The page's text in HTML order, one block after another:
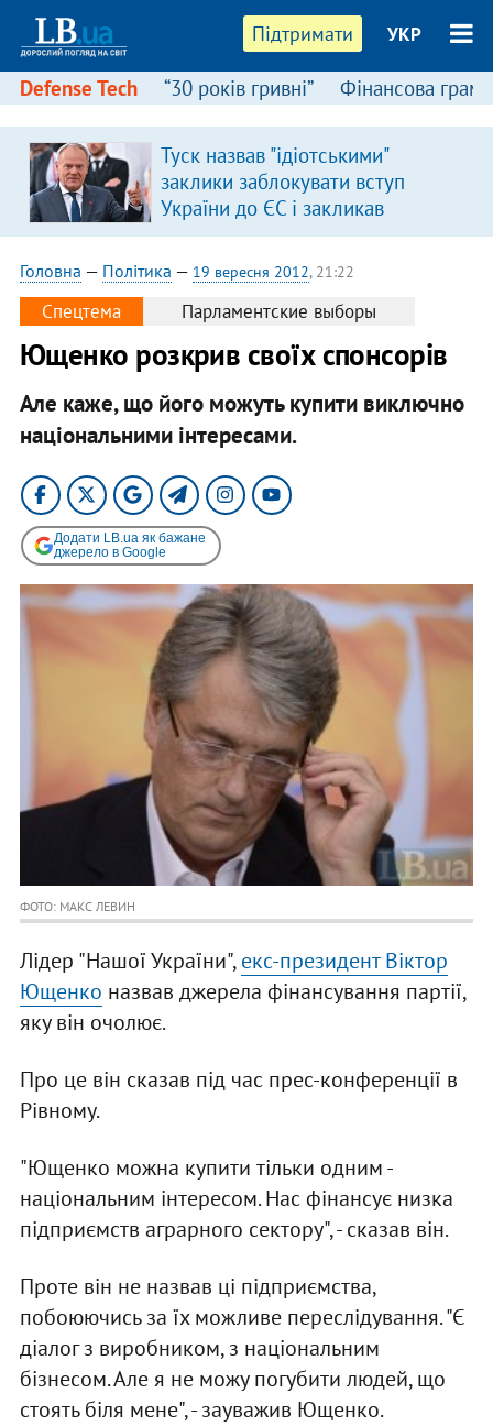
Підтримати УКР
Defense Tech “30 років гривні” Фінансова
Туск назвав "ідіотськими"
заклики заблокувати вступ
України до ЄС і закликав
припинити антиукраїнську
риторику
Головна — Політика — 19 вересня 2012, 21:22
Спецтема Парламентские выборы
Ющенко розкрив своїх спонсорів
Але каже, що його можуть купити виключно
національними інтересами.
Додати LB.ua як бажане
джерело в Google
ФОТО: МАКС ЛЕВИН
Лідер "Нашої України",екс-президент Віктор
Ющенко назвав джерела фінансування партії,
яку він очолює.
Про це він сказав під час прес-конференції в
Рівному.
"Ющенко можна купити тільки одним -
національним інтересом. Нас фінансує низка
підприємств аграрного сектору", - сказав він.
Проте він не назвав ці підприємства,
побоюючись за їх можливе переслідування. "Є
діалог з виробником, з національним
бізнесом. Але я не можу погубити людей, що
стоять біля мене", - зауважив Ющенко.